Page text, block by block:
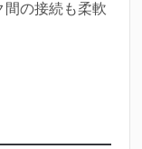
間の接続も柔軟